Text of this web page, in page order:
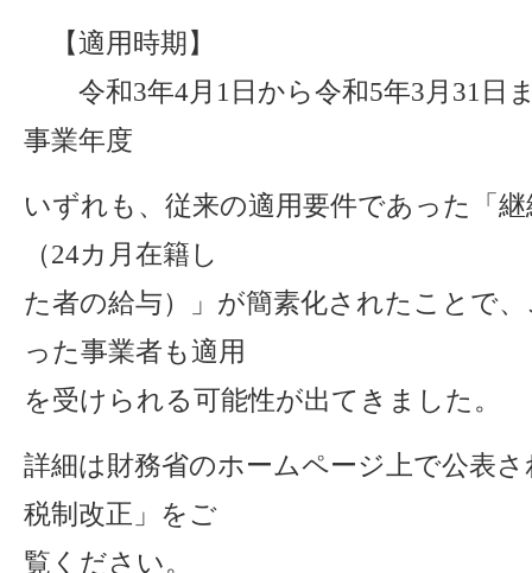
【適用時期】
令和3年4月1日から令和5年3月31日
事業年度
いずれも、従来の適用要件であった「
（24カ月在籍し
た者の給与）」が簡素化されたことで
った事業者も適用
を受けられる可能性が出てきました。
詳細は財務省のホームページ上で公表
税制改正」をご
覧ください。